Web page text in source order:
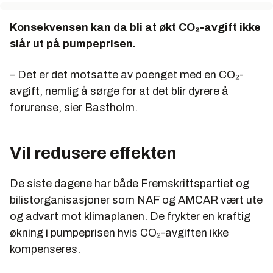
Konsekvensen kan da bli at økt CO₂-avgift ikke
slår ut på pumpeprisen.
– Det er det motsatte av poenget med en CO₂-
avgift, nemlig å sørge for at det blir dyrere å
forurense, sier Bastholm.
Vil redusere effekten
De siste dagene har både Fremskrittspartiet og
bilistorganisasjoner som NAF og AMCAR vært ute
og advart mot klimaplanen. De frykter en kraftig
økning i pumpeprisen hvis CO₂-avgiften ikke
kompenseres.